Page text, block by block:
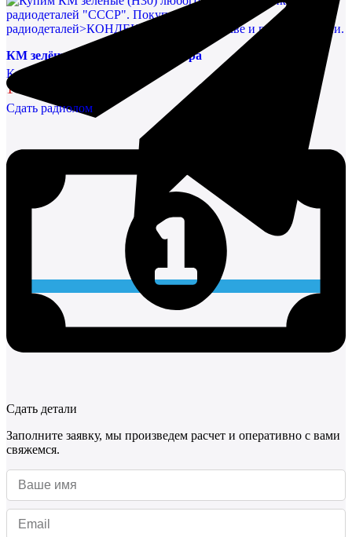
КМ зелёные (Н30) любого размера
Конденсаторы
144452,14 руб/кг
Сдать радиолом
Сдать детали
Заполните заявку, мы произведем расчет и оперативно с вами
свяжемся.